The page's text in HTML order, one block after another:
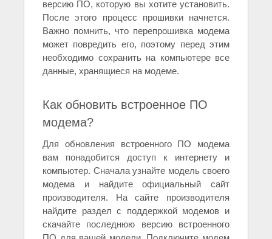
версию ПО, которую вы хотите установить.
После этого процесс прошивки начнется.
Важно помнить, что перепрошивка модема
может повредить его, поэтому перед этим
необходимо сохранить на компьютере все
данные, хранящиеся на модеме.
Как обновить встроенное ПО
модема?
Для обновления встроенного ПО модема
вам понадобится доступ к интернету и
компьютер. Сначала узнайте модель своего
модема и найдите официальный сайт
производителя. На сайте производителя
найдите раздел с поддержкой модемов и
скачайте последнюю версию встроенного